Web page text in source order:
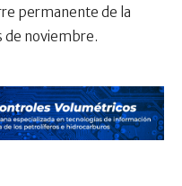
permanente de la
de noviembre.